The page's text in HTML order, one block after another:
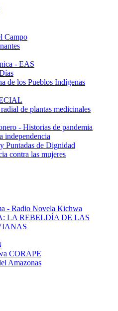
Campo
- EAS
de los Pueblos Indígenas
de plantas medicinales
- Historias de pandemia
independencia
Puntadas de Dignidad
contra las mujeres
- Radio Novela Kichwa
LA REBELDÍA DE LAS
CORAPE
Amazonas